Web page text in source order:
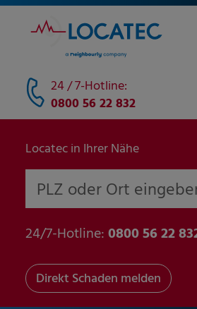
24 / 7-Hotline:
0800 56 22 832
Locatec in Ihrer Nähe
PLZ oder Ort
24/7-Hotline:0800 56 22
Direkt Schaden melden